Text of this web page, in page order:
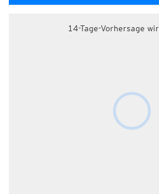
14-Tage-Vorhersage